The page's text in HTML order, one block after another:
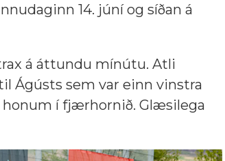
14. júní og síðan á
á áttundu mínútu. Atli
Ágústs sem var einn vinstra
í fjærhornið. Glæsilega